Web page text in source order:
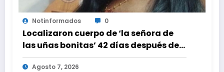
Notinformados 0
Localizaron cuerpo de ‘la señora de
las uñas bonitas’ 42 días después de
los terremotos en La Guaira
Agosto 7, 2026